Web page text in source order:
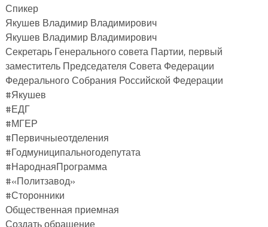
Спикер
Якушев Владимир Владимирович
Якушев Владимир Владимирович
Секретарь Генерального совета Партии, первый
заместитель Председателя Совета Федерации
Федерального Собрания Российской Федерации
#Якушев
#ЕДГ
#‎МГЕР‬
#Первичныеотделения
#Годмуниципальногодепутата
#НароднаяПрограмма
#«Политзавод»
#Сторонники
Общественная приемная
Создать обращение